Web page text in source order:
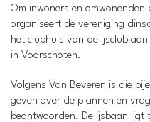
Om inwoners en
organiseert de vereniging
het clubhuis van de ijsclub
in Voorschoten.
Volgens Van Beveren is die
geven over de plannen en
beantwoorden. De ijsbaan ligt